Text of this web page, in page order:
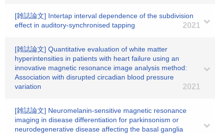
[雑誌論文] Intertap interval dependence of the subdivision
effect in auditory‐synchronised tapping
2021
[雑誌論文] Quantitative evaluation of white matter
hyperintensities in patients with heart failure using an
innovative magnetic resonance image analysis method:
Association with disrupted circadian blood pressure
variation
2021
[雑誌論文] Neuromelanin-sensitive magnetic resonance
imaging in disease differentiation for parkinsonism or
neurodegenerative disease affecting the basal ganglia